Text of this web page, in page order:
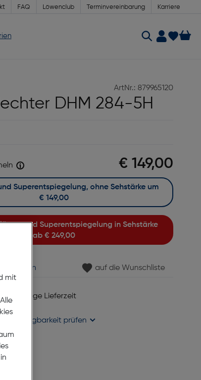
FAQ Löwenclub Terminvereinbarung Karriere
ArtNr.: 879965120
DHM 284-5H
€ 149,00
ab€ 249,00
€ 149,00
auf die Wunschliste
Werktage Lieferzeit
Verfügbarkeit prüfen
mit